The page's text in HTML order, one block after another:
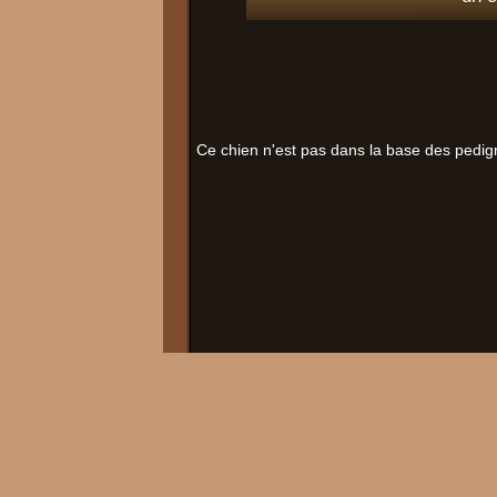
Ce chien n'est pas dans la base des